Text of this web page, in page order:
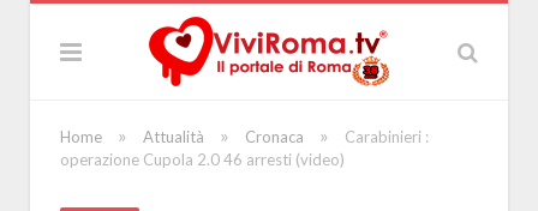
Home » Attualità » Cronaca »
Carabinieri :
operazione Cupola 2.0 46 arresti (video)